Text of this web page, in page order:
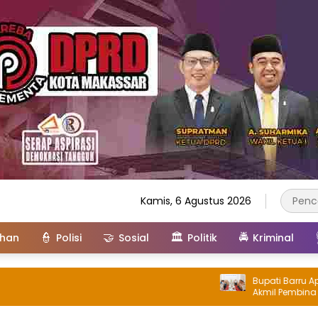
Kamis, 6 Agustus 2026
👮 Polisi 🤝 Sosial 🏛️ Politik 🚔 Kriminal
Bupati Barru Apresiasi
Akmil Pembina Karakter Siswa
Rakyat